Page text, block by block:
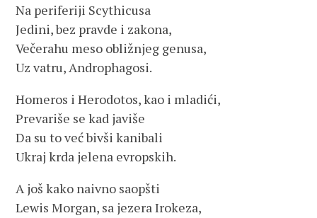
Na periferiji Scythicusa
Jedini, bez pravde i zakona,
Večerahu meso obližnjeg genusa,
Uz vatru, Androphagosi.
Homeros i Herodotos, kao i mladići,
Prevariše se kad javiše
Da su to već bivši kanibali
Ukraj krda jelena evropskih.
A još kako naivno saopšti
Lewis Morgan, sa jezera Irokeza,